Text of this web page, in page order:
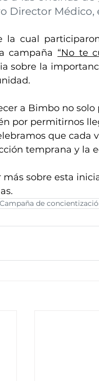
Director Médico,
la cual
campaña “No te
sobre la
a Bimbo no
por permitirnos
que cada
temprana y la
más sobre esta
.
Campaña de